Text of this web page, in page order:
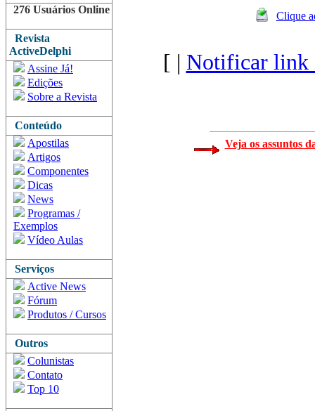
276 Usuários Online
Revista
ActiveDelphi
Assine Já!
Edições
Sobre a Revista
Conteúdo
Apostilas
Artigos
Componentes
Dicas
News
Programas /
Exemplos
Vídeo Aulas
Serviços
Active News
Fórum
Produtos / Cursos
Outros
Colunistas
Contato
Top 10
Clique
[ | Notificar link
Veja os assuntos